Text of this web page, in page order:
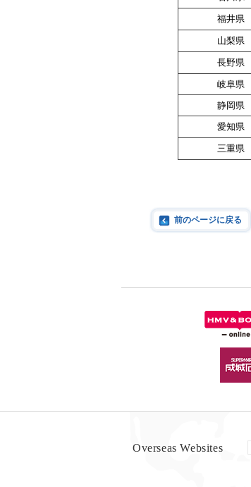
福井県
山梨県
長野県
岐阜県
静岡県
愛知県
三重県
前のページに戻る
Overseas Websites